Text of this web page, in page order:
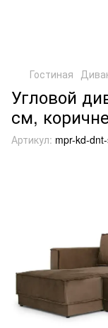
Гостиная
Угловой
см,
Артикул: mpr-kd-